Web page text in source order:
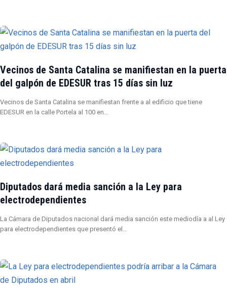
Vecinos de Santa Catalina se manifiestan en la puerta
del galpón de EDESUR tras 15 días sin luz
Vecinos de Santa Catalina se manifiestan frente a al edificio que tiene
EDESUR en la calle Portela al 100 en…
Diputados dará media sanción a la Ley para
electrodependientes
La Cámara de Diputados nacional dará media sanción este mediodía a al Ley
para electrodependientes que presentó el…